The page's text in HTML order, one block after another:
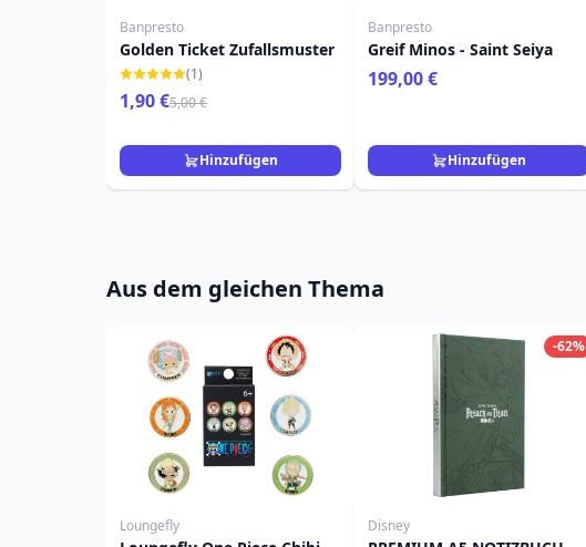
Banpresto
Golden Ticket Zufallsmuster
(1)
1,90 €5,00 €
Hinzufügen
Banpresto
Greif Minos - Saint Seiya
199,00 €
Hinzufügen
Aus dem gleichen Thema
Loungefly
-62%
Disney